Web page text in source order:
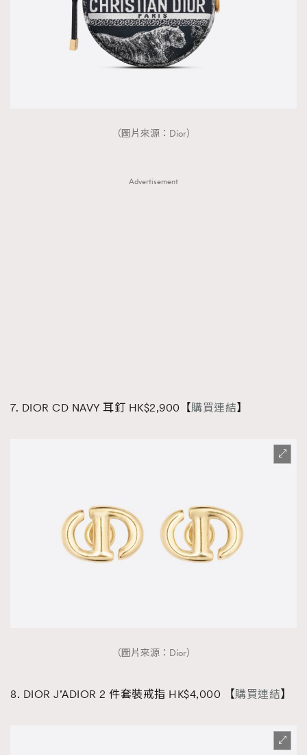
（圖片來源：Dior）
Advertisement
7. DIOR CD NAVY 耳釘 HK$2,900【購買連結】
（圖片來源：Dior）
8. DIOR J’ADIOR 2 件套裝戒指 HK$4,000 【購買連結】